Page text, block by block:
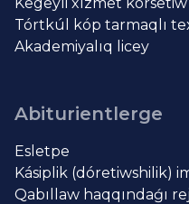
Tórtkúl kóp tarmaqlı
Akademiyalıq licey
Abiturientlerge
Esletpe
Kásiplik (dóretiwshilik)
Qabıllaw haqqındaǵı